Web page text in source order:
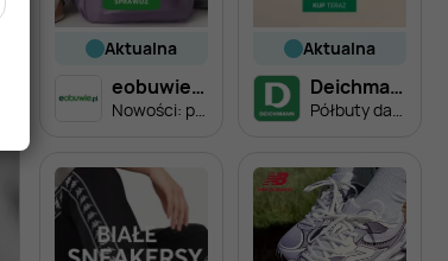
aktualna
eobuwie.pl
Nowości: plecaki!
aktualna
Deichmann
Półbuty damskie